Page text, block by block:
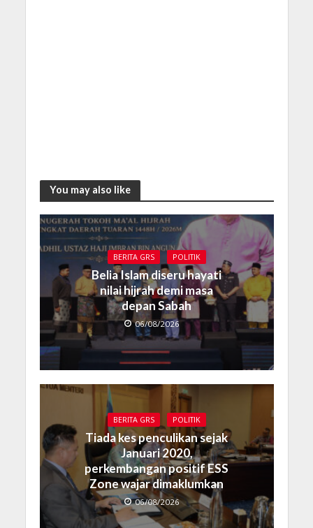
You may also like
BERITA GRS POLITIK
Belia Islam diseru hayati
nilai hijrah demi masa
depan Sabah
06/08/2026
BERITA GRS POLITIK
Tiada kes penculikan sejak
Januari 2020,
perkembangan positif ESS
Zone wajar dimaklumkan
06/08/2026